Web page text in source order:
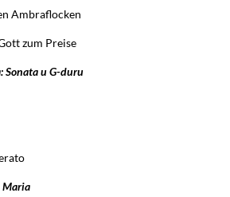
Ambraflocken
zum Preise
Sonata u G-duru
Maria